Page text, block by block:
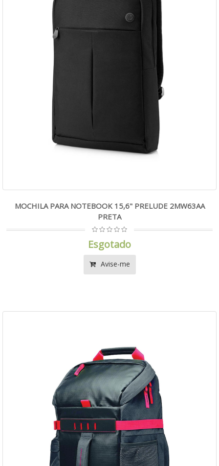
MOCHILA PARA NOTEBOOK 15,6" PRELUDE 2MW63AA
PRETA
Esgotado
Avise-me